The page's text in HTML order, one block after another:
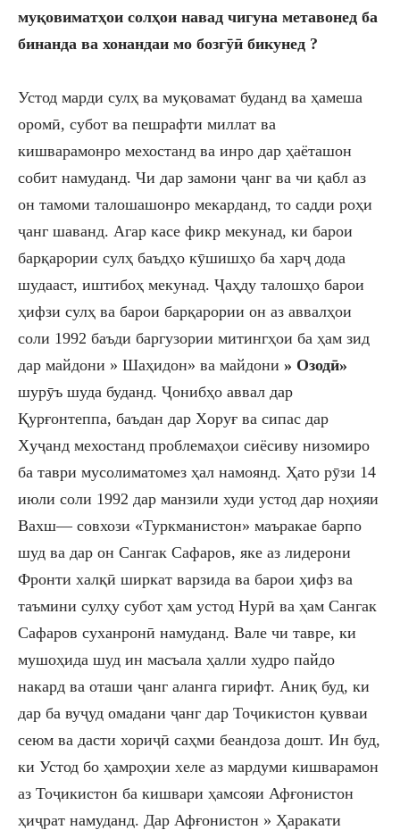
муқовиматҳои солҳои навад чигуна метавонед ба
бинанда ва хонандаи мо бозгӯӣ бикунед ?
Устод марди сулҳ ва муқовамат буданд ва ҳамеша
оромӣ, субот ва пешрафти миллат ва
кишварамонро мехостанд ва инро дар ҳаёташон
собит намуданд. Чи дар замони ҷанг ва чи қабл аз
он тамоми талошашонро мекарданд, то садди роҳи
ҷанг шаванд. Агар касе фикр мекунад, ки барои
барқарории сулҳ баъдҳо кӯшишҳо ба харҷ дода
шудааст, иштибоҳ мекунад. Ҷаҳду талошҳо барои
ҳифзи сулҳ ва барои барқарории он аз аввалҳои
соли 1992 баъди баргузории митингҳои ба ҳам зид
дар майдони » Шаҳидон» ва майдони » Озодӣ»
шурӯъ шуда буданд. Ҷонибҳо аввал дар
Қурғонтеппа, баъдан дар Хоруғ ва сипас дар
Хуҷанд мехостанд проблемаҳои сиёсиву низомиро
ба таври мусолиматомез ҳал намоянд. Ҳато рӯзи 14
июли соли 1992 дар манзили худи устод дар ноҳияи
Вахш—совхози «Туркманистон» маъракае барпо
шуд ва дар он Сангак Сафаров, яке аз лидерони
Фронти халқӣ ширкат варзида ва барои ҳифз ва
таъмини сулҳу субот ҳам устод Нурӣ ва ҳам Сангак
Сафаров суханронӣ намуданд. Вале чи тавре, ки
мушоҳида шуд ин масъала ҳалли худро пайдо
накард ва оташи ҷанг аланга гирифт. Аниқ буд, ки
дар ба вуҷуд омадани ҷанг дар Тоҷикистон қувваи
сеюм ва дасти хориҷӣ саҳми беандоза дошт. Ин буд,
ки Устод бо ҳамроҳии хеле аз мардуми кишварамон
аз Тоҷикистон ба кишвари ҳамсояи Афғонистон
ҳиҷрат намуданд. Дар Афғонистон » Ҳаракати